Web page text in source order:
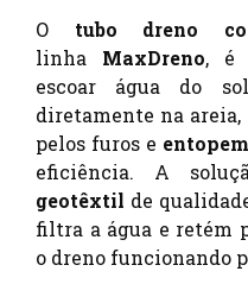
O tubo dreno
linha MaxDreno, é
escoar água do
diretamente na areia,
pelos furos e
eficiência. A
geotêxtil de
filtra a água e retém
o dreno funcionando